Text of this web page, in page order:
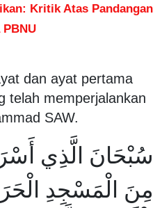
Kritik Atas Pandangan
dan ayat pertama
telah memperjalankan
SAW.
سُبْحَانَ الَّذِي
مِنَ الْمَسْجِدِ